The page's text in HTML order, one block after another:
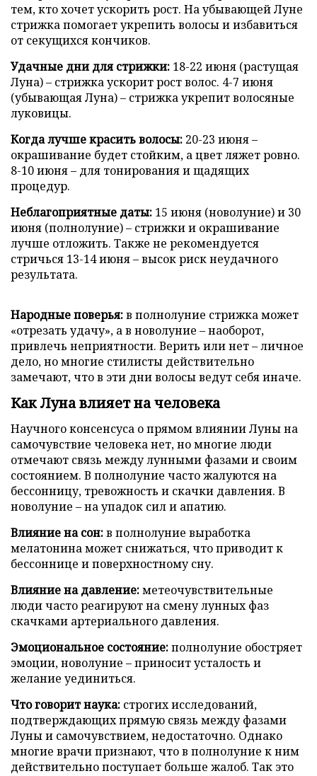
тем, кто хочет ускорить рост. На убывающей Луне
стрижка помогает укрепить волосы и избавиться
от секущихся кончиков.
Удачные дни для стрижки: 18-22 июня (растущая
Луна) – стрижка ускорит рост волос. 4-7 июня
(убывающая Луна) – стрижка укрепит волосяные
луковицы.
Когда лучше красить волосы: 20-23 июня –
окрашивание будет стойким, а цвет ляжет ровно.
8-10 июня – для тонирования и щадящих
процедур.
Неблагоприятные даты: 15 июня (новолуние) и 30
июня (полнолуние) – стрижки и окрашивание
лучше отложить. Также не рекомендуется
стричься 13-14 июня – высок риск неудачного
результата.
Народные поверья:в полнолуние стрижка может
«отрезать удачу», а в новолуние – наоборот,
привлечь неприятности. Верить или нет – личное
дело, но многие стилисты действительно
замечают, что в эти дни волосы ведут себя иначе.
Как Луна влияет на человека
Научного консенсуса о прямом влиянии Луны на
самочувствие человека нет, но многие люди
отмечают связь между лунными фазами и своим
состоянием. В полнолуние часто жалуются на
бессонницу, тревожность и скачки давления. В
новолуние – на упадок сил и апатию.
Влияние на сон:в полнолуние выработка
мелатонина может снижаться, что приводит к
бессоннице и поверхностному сну.
Влияние на давление:метеочувствительные
люди часто реагируют на смену лунных фаз
скачками артериального давления.
Эмоциональное состояние:полнолуние обостряет
эмоции, новолуние – приносит усталость и
желание уединиться.
Что говорит наука: строгих исследований,
подтверждающих прямую связь между фазами
Луны и самочувствием, недостаточно. Однако
многие врачи признают, что в полнолуние к ним
действительно поступает больше жалоб. Так это